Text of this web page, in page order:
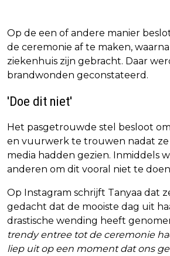
Op de een of andere manier
de ceremonie af te maken,
ziekenhuis zijn gebracht. Daar
brandwonden geconstateerd.
'Doe dit niet'
Het pasgetrouwde stel besloot
en vuurwerk te trouwen nadat ze
media hadden gezien. Inmiddels
anderen om dit vooral niet te
Op Instagram schrijft Tanyaa dat
gedacht dat de mooiste dag uit
drastische wending heeft
trendy entree tot de ceremonie
liep uit op een moment dat ons